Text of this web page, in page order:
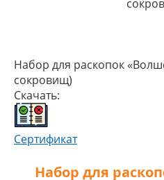
Набор для раскопок
сокровищ)
Скачать:
Сертификат
Набор для